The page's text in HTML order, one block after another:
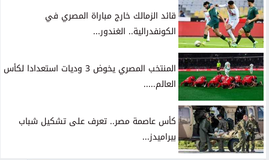
قائد الزمالك خارج مباراة المصري في
الكونفدرالية.. الغندور...
المنتخب المصري يخوض 3 وديات استعدادا لكأس
العالم.....
كأس عاصمة مصر.. تعرف على تشكيل شباب
بيراميدز...